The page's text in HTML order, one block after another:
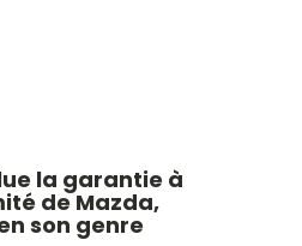
la garantie à
de Mazda,
son genre